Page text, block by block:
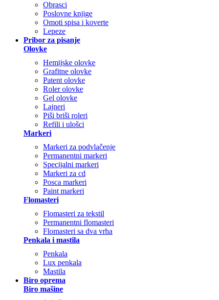
Obrasci
Poslovne knjige
Omoti spisa i koverte
Lepeze
Pribor za pisanje
Olovke
Hemijske olovke
Grafitne olovke
Patent olovke
Roler olovke
Gel olovke
Lajneri
Piši briši roleri
Refili i ulošci
Markeri
Markeri za podvlačenje
Permanentni markeri
Specijalni markeri
Markeri za cd
Posca markeri
Paint markeri
Flomasteri
Flomasteri za tekstil
Permanentni flomasteri
Flomasteri sa dva vrha
Penkala i mastila
Penkala
Lux penkala
Mastila
Biro oprema
Biro mašine